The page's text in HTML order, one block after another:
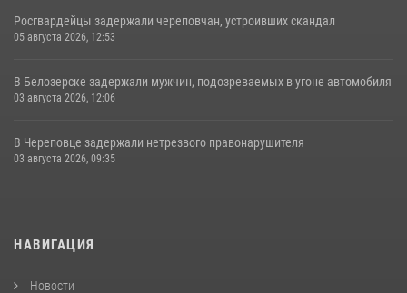
Росгвардейцы задержали череповчан, устроивших скандал
05 августа 2026, 12:53
В Белозерске задержали мужчин, подозреваемых в угоне автомобиля
03 августа 2026, 12:06
В Череповце задержали нетрезвого правонарушителя
03 августа 2026, 09:35
НАВИГАЦИЯ
Новости